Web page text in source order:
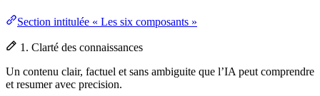
Section intitulée « Les six composants »
1. Clarté des connaissances
Un contenu clair, factuel et sans ambiguite que l’IA peut comprendre
et resumer avec precision.